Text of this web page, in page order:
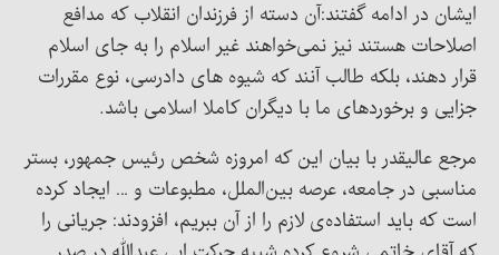
ایشان در ادامه گفتند:‌آن دسته از فرزندان انقلاب که مدافع
اصلاحات هستند نیز نمی‌خواهند غیر اسلام را به جای اسلام
قرار دهند، بلکه طالب آنند که شیوه های دادرسی، نوع مقررات
جزایی و برخوردهای ما با دیگران کاملا اسلامی باشد.
مرجع عالیقدر با بیان این که امروزه شخص رئیس جمهور، بستر
مناسبی در جامعه، عرصه بین‌الملل، مطبوعات و … ایجاد کرده
است که باید استفاده‌ی لازم را از آن ببریم، افزودند: جریانی را